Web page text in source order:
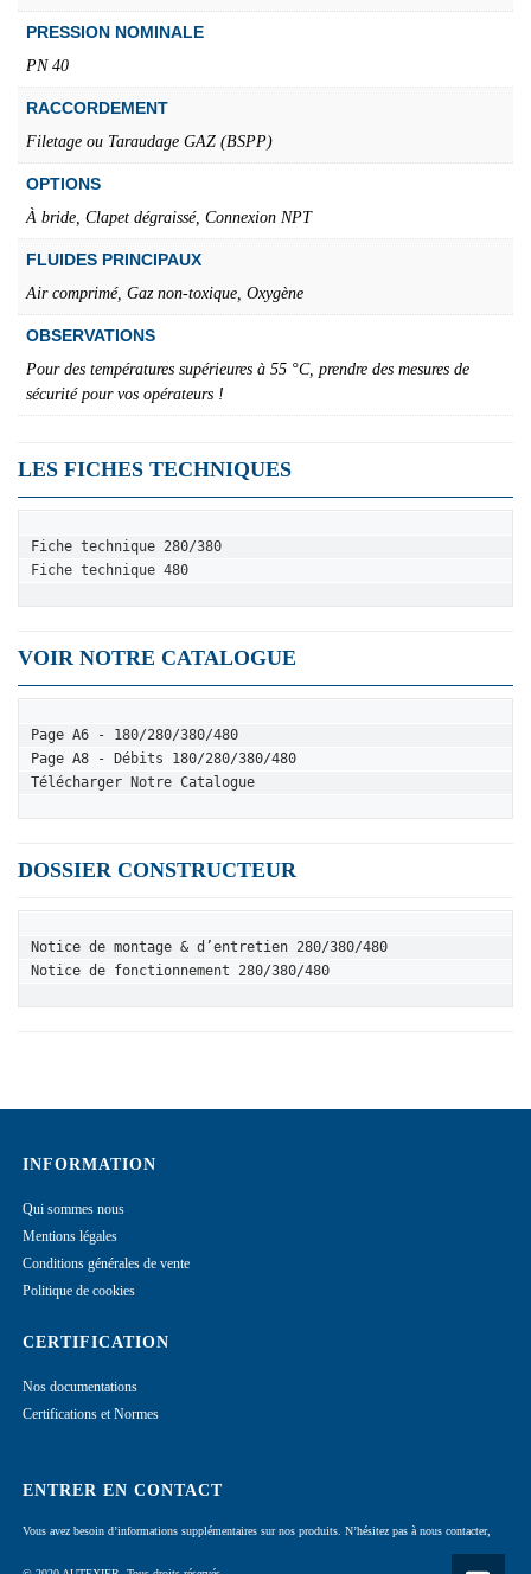
PRESSION NOMINALE
PN 40
RACCORDEMENT
Filetage ou Taraudage GAZ (BSPP)
OPTIONS
À bride, Clapet dégraissé, Connexion NPT
FLUIDES PRINCIPAUX
Air comprimé, Gaz non-toxique, Oxygène
OBSERVATIONS
Pour des températures supérieures à 55 °C, prendre des mesures de
sécurité pour vos opérateurs !
LES FICHES TECHNIQUES
Fiche technique 280/380
Fiche technique 480
VOIR NOTRE CATALOGUE
Page A6 - 180/280/380/480
Page A8 - Débits 180/280/380/480
Télécharger Notre Catalogue
DOSSIER CONSTRUCTEUR
Notice de montage & d’entretien 280/380/480
Notice de fonctionnement 280/380/480
INFORMATION
Qui sommes nous
Mentions légales
Conditions générales de vente
Politique de cookies
CERTIFICATION
Nos documentations
Certifications et Normes
ENTRER EN CONTACT
Vous avez besoin d’informations supplémentaires sur nos produits. N’hésitez pas à nous contacter,